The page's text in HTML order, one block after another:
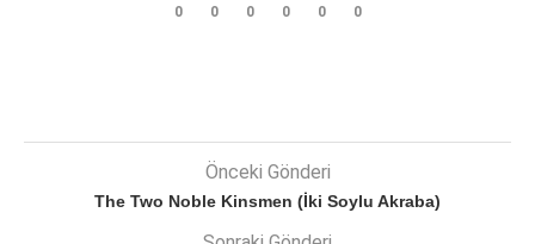
0 0 0 0 0 0
Önceki Gönderi
The Two Noble Kinsmen (İki Soylu Akraba)